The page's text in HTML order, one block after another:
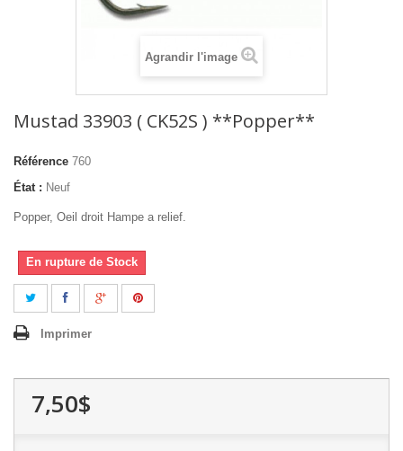
Agrandir l'image
Mustad 33903 ( CK52S ) **Popper**
Référence 760
État : Neuf
Popper, Oeil droit Hampe a relief.
En rupture de Stock
Imprimer
7,50$